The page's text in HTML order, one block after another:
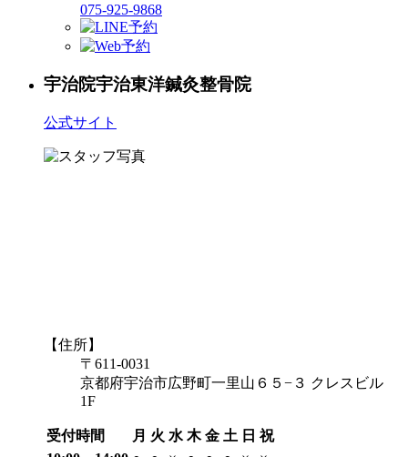
075-925-9868
宇治院宇治東洋鍼灸整骨院
公式サイト
【住所】
〒611-0031
京都府宇治市広野町一里山６５−３ クレスビル
1F
受付時間 月 火 水 木 金 土 日 祝